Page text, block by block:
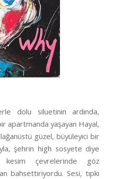
dolu siluetinin ardında,
apartmanda yaşayan Hayal,
güzel, büyüleyici bir
şehrin high sosyete diye
çevrelerinde göz
bahsettiriyordu. Sesi, tıpkı